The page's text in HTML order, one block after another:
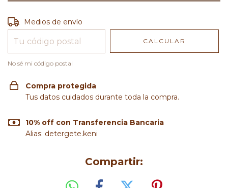
Entregas para el CP:
Medios de envío
CALCULAR
No sé mi código postal
Compra protegida
Tus datos cuidados durante toda la compra.
10% off con Transferencia Bancaria
Alias: detergete.keni
Compartir: